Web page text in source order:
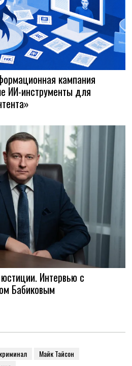
кампания
ИИ-инструменты для
Интервью с
Бабиковым
криминал
Майк Тайсон